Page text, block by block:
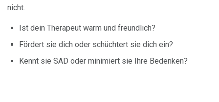
nicht.
Ist dein Therapeut warm und freundlich?
Fördert sie dich oder schüchtert sie dich ein?
Kennt sie SAD oder minimiert sie Ihre Bedenken?